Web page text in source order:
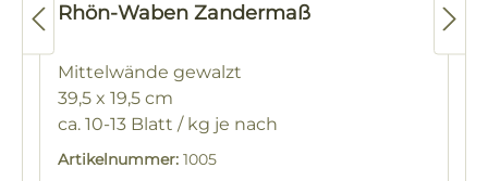
Rhön-Waben Zandermaß
Mittelwände gewalzt
39,5 x 19,5 cm
ca. 10-13 Blatt / kg je nach
Verabeitungsstärke
Artikelnummer: 1005